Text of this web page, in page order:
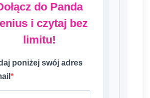
do Panda
i czytaj bez
limitu!
poniżej swój adres